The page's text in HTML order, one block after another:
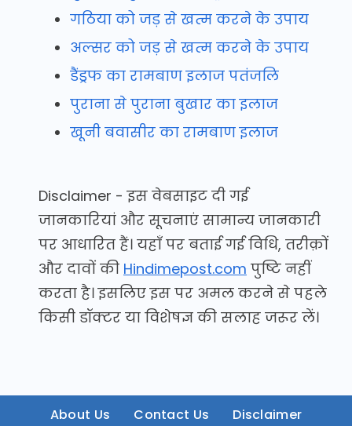
गठिया को जड़ से खत्म करने के उपाय
अल्सर को जड़ से खत्म करने के उपाय
डैंड्रफ का रामबाण इलाज पतंजलि
पुराना से पुराना बुखार का इलाज
खूनी बवासीर का रामबाण इलाज
Disclaimer - इस वेबसाइट दी गई
जानकारियां और सूचनाएं सामान्य जानकारी
पर आधारित हैं। यहाँ पर बताई गई विधि, तरीक़ों
और दावों की Hindimepost.com पुष्टि नहीं
करता है। इसलिए इस पर अमल करने से पहले
किसी डॉक्टर या विशेषज्ञ की सलाह जरूर लें।
About Us Contact Us Disclaimer